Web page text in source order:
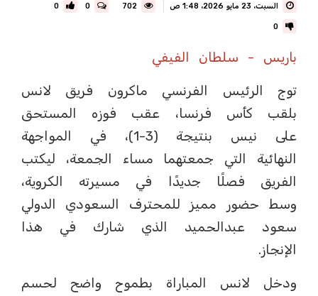
السبت، 23 مايو 2026، 1:48 ص 0
0
0
باريس - سلطان الفيفي
توج الرئيس الفرنسي ماكرون فريق لانس
بلقب كأس فرنسا، عقب فوزه المستحق
على نيس بنتيجة (3-1)، في المواجهة
النهائية التي جمعتهما مساء الجمعة، ليكتب
الفريق فصلًا جديدًا في مسيرته الكروية،
وسط حضور مميز للمحترف السعودي الدولي
سعود عبدالحميد الذي شارك في هذا
الإنجاز.
ودخل لانس المباراة بطموح واضح لحسم